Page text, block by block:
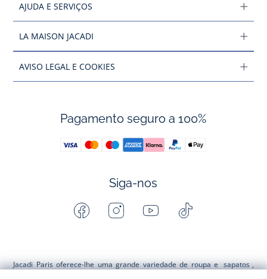
AJUDA E SERVIÇOS
LA MAISON JACADI
AVISO LEGAL E COOKIES
Pagamento seguro a 100%
Siga-nos
FacebookInstagramYoutube
Jacadi Paris oferece-lhe uma grande variedade de roupa e sapatos ,